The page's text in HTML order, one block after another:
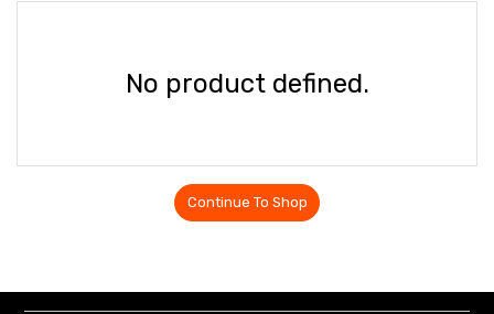
No product defined.
Continue To Shop